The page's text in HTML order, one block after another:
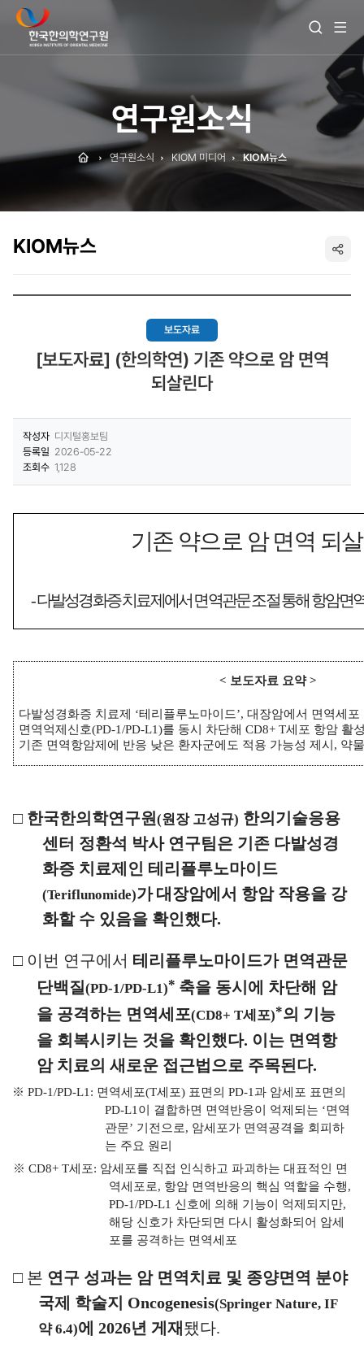
열
기
메
보
연구원소식
KIOM뉴스
Home연구원소식 KIOM 미디어 KIOM뉴스
공
보도자료
[보도자료] (한의학연) 기존 약으로 암 면역
되살린다
작성자 디지털홍보팀
등록일 2026-05-22
조회수 1,128
기존 약으로 암 면역 되
-다발성경화증 치료제에서 면역관문 조절 통해 항암면
< 보도자료 요약>
다발성경화증 치료제 ‘테리플루노마이드’, 대장암에서 면역세
면역억제신호(PD-1/PD-L1)를 동시 차단해 CD8+ T세포 항암 활
기존 면역항암제에 반응 낮은 환자군에도 적용 가능성 제시 , 약
□ 한국한의학연구원 (원장 고성규) 한의기술응용
센터 정환석 박사 연구팀은 기존 다발성경
화증 치료제인 테리플루노마이드
(Teriflunomide)가 대장암에서 항암 작용을 강
화할 수 있음을 확인했다.
□ 이번 연구에서 테리플루노마이드가 면역관문
단백질(PD-1/PD-L1)* 축을 동시에 차단해 암
을 공격하는 면역세포(CD8+ T세포)*의 기능
을 회복시키는 것을 확인했다. 이는 면역항
암 치료의 새로운 접근법으로 주목된다.
※PD-1/PD-L1: 면역세포(T세포) 표면의PD-1과 암세포 표면의
PD-L1 이 결합하면 면역반응이 억제되는 ‘면역
관문’ 기전으로, 암세포가 면역공격을 회피하
는 주요 원리
※ CD8+ T세포: 암세포를 직접 인식하고 파괴하는 대표적인 면
역세포로, 항암 면역반응의 핵심 역할을 수행,
PD-1/PD-L1 신호에 의해 기능이 억제되지만,
해당 신호가 차단되면 다시 활성화되어 암세
포를 공격하는 면역세포
□ 본 연구 성과는 암 면역치료 및 종양면역 분야
국제 학술지 Oncogenesis(Springer Nature, IF
약6.4)에 2026년 게재 됐다.